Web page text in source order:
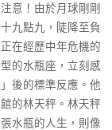
意！由於月球剛剛
九點九，陡降至負
在經歷中年危機的
的水瓶座，立刻感
後的標準反應。他
的林天秤。林天秤
水瓶的人生，則像